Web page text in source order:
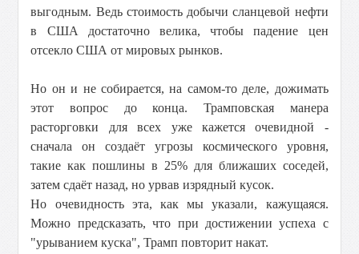
выгодным. Ведь стоимость добычи сланцевой нефти
в США достаточно велика, чтобы падение цен
отсекло США от мировых рынков.
Но он и не собирается, на самом-то деле, дожимать
этот вопрос до конца. Трамповская манера
расторговки для всех уже кажется очевидной -
сначала он создаёт угрозы космического уровня,
такие как пошлины в 25% для ближаших соседей,
затем сдаёт назад, но урвав изрядный кусок.
Но очевидность эта, как мы указали, кажущаяся.
Можно предсказать, что при достижении успеха с
"урыванием куска", Трамп повторит накат.